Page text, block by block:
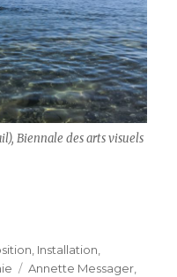
Biennale des arts visuels
arts visuels“
, Installation,
Schlagwörter
Annette Messager,